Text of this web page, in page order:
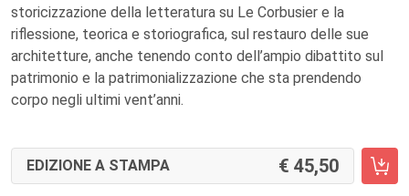
storicizzazione della letteratura su Le Corbusier e la
riflessione, teorica e storiografica, sul restauro delle sue
architetture, anche tenendo conto dell’ampio dibattito sul
patrimonio e la patrimonializzazione che sta prendendo
corpo negli ultimi vent’anni.
EDIZIONE A STAMPA 45,50